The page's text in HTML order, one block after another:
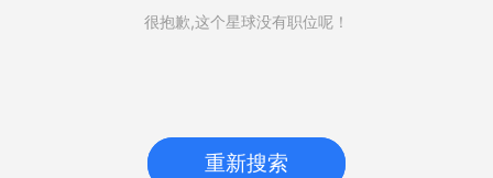
很抱歉,这个星球没有职位呢！
重新搜索